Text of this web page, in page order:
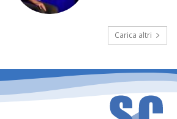
Carica altri